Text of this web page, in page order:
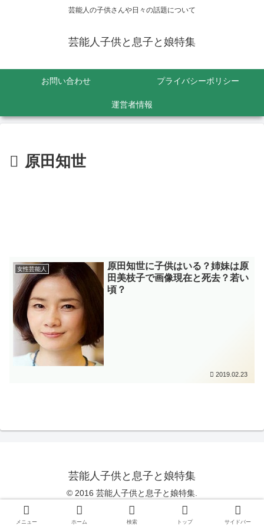
芸能人の子供さんや日々の話題について
芸能人子供と息子と娘特集
お問い合わせ プライバシーポリシー
運営者情報
原田知世
女性芸能人
原田知世に子供はいる？姉妹は原
田美枝子で画像現在と死去？若い
頃？
2019.02.23
芸能人子供と息子と娘特集
© 2016 芸能人子供と息子と娘特集.
メニュー ホーム 検索 トップ サイドバー
Copy Protected by Chetan WP-Copyprotect